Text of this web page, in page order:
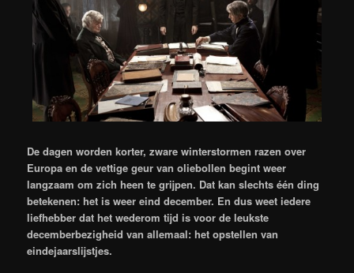
De dagen worden korter, zware winterstormen razen over
Europa en de vettige geur van oliebollen begint weer
langzaam om zich heen te grijpen. Dat kan slechts één ding
betekenen: het is weer eind december. En dus weet iedere
liefhebber dat het wederom tijd is voor de leukste
decemberbezigheid van allemaal: het opstellen van
eindejaarslijstjes.